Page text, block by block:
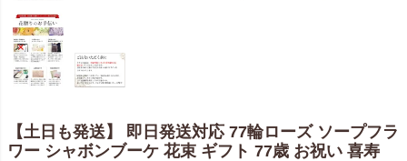
【土日も発送】 即日発送対応 77輪ローズ ソープフラ
ワー シャボンブーケ 花束 ギフト 77歳 お祝い 喜寿